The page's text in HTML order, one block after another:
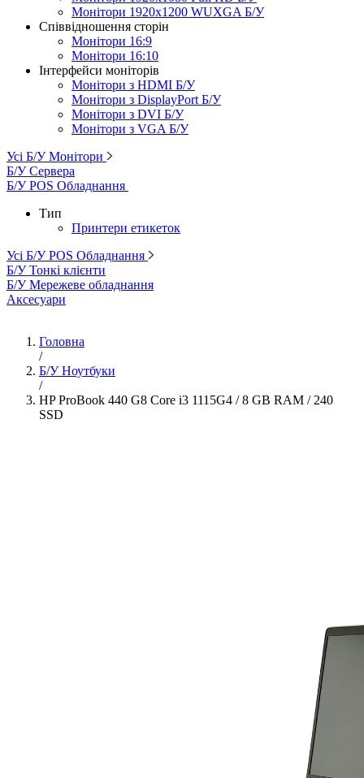
Монітори 1920x1200 WUXGA Б/У
Співвідношення сторін
Монітори 16:9
Монітори 16:10
Інтерфейси моніторів
Монітори з HDMI Б/У
Монітори з DisplayPort Б/У
Монітори з DVI Б/У
Монітори з VGA Б/У
Усі Б/У Монітори
Б/У Сервера
Б/У POS Обладнання
Тип
Принтери етикеток
Усі Б/У POS Обладнання
Б/У Тонкі клієнти
Б/У Мережеве обладнання
Аксесуари
Головна
/
Б/У Ноутбуки
/
HP ProBook 440 G8 Core i3 1115G4 / 8 GB RAM / 240
SSD